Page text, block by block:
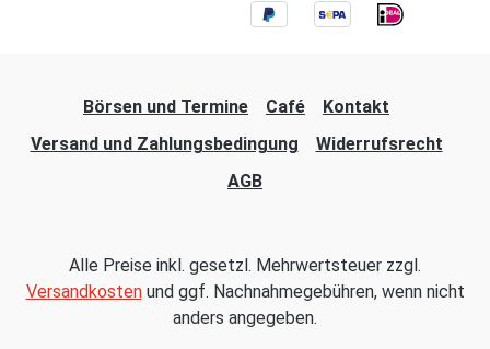
Börsen und Termine Café
Kontakt
Versand und Zahlungsbedingung
Widerrufsrecht
AGB
Alle Preise inkl. gesetzl. Mehrwertsteuer zzgl.
Versandkostenund ggf. Nachnahmegebühren, wenn nicht
anders angegeben.